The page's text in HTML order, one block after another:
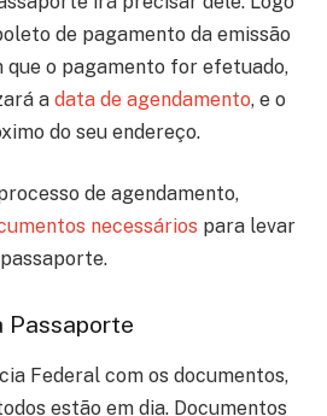
de pagamento da emissão
que o pagamento for efetuado,
a data de agendamento, e o
do seu endereço.
de agendamento,
necessários para levar
Passaporte
Federal com os documentos,
estão em dia. Documentos